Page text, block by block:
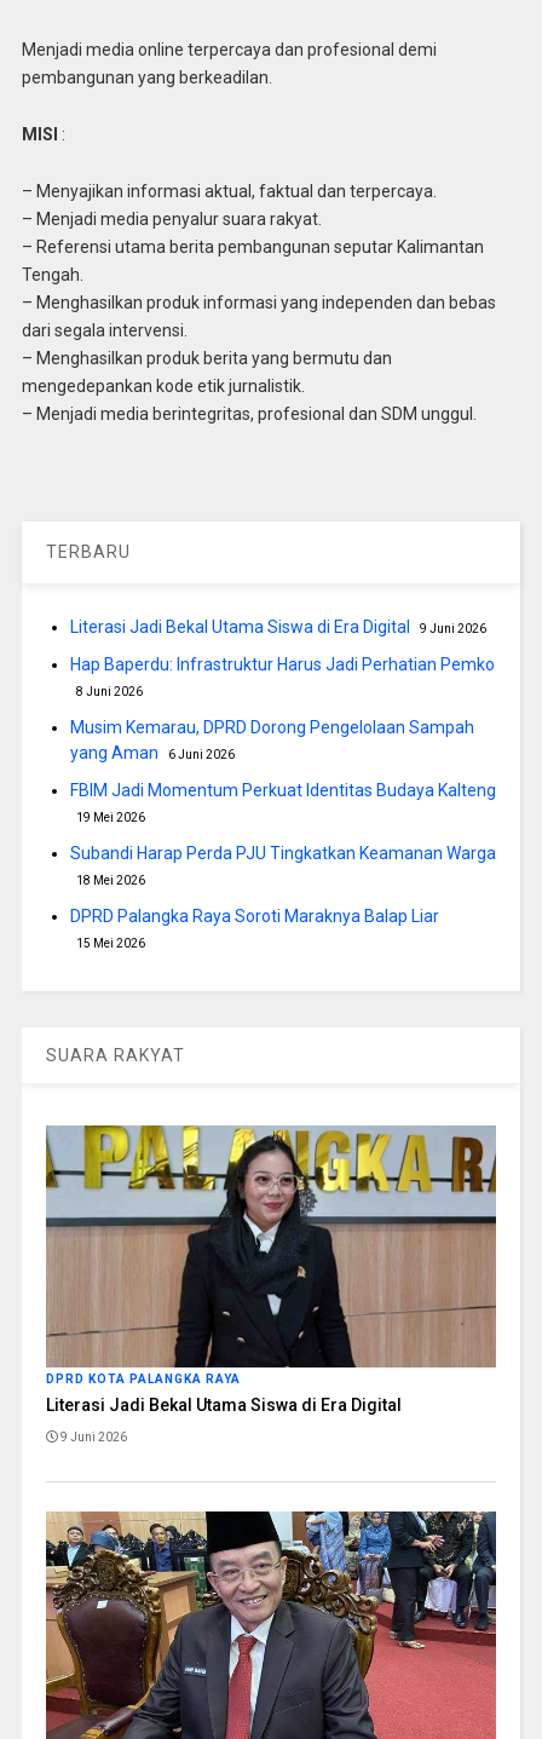
Menjadi media online terpercaya dan profesional demi
pembangunan yang berkeadilan.
MISI :
– Menyajikan informasi aktual, faktual dan terpercaya.
– Menjadi media penyalur suara rakyat.
– Referensi utama berita pembangunan seputar Kalimantan
Tengah.
– Menghasilkan produk informasi yang independen dan bebas
dari segala intervensi.
– Menghasilkan produk berita yang bermutu dan
mengedepankan kode etik jurnalistik.
– Menjadi media berintegritas, profesional dan SDM unggul.
TERBARU
Literasi Jadi Bekal Utama Siswa di Era Digital 9 Juni 2026
Hap Baperdu: Infrastruktur Harus Jadi Perhatian Pemko
8 Juni 2026
Musim Kemarau, DPRD Dorong Pengelolaan Sampah
yang Aman
6 Juni 2026
FBIM Jadi Momentum Perkuat Identitas Budaya Kalteng
19 Mei 2026
Subandi Harap Perda PJU Tingkatkan Keamanan Warga
18 Mei 2026
DPRD Palangka Raya Soroti Maraknya Balap Liar
15 Mei 2026
SUARA RAKYAT
DPRD KOTA PALANGKA RAYA
Literasi Jadi Bekal Utama Siswa di Era Digital
9 Juni 2026